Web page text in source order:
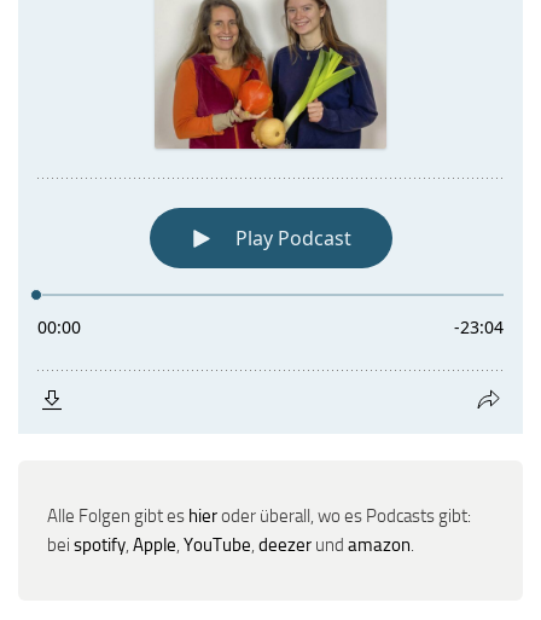
Alle Folgen gibt es hieroder überall, wo es Podcasts gibt:
bei spotify, Apple, YouTube, deezer und amazon.